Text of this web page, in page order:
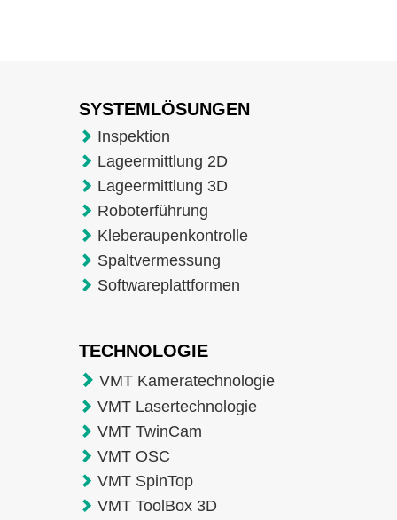
SYSTEMLÖSUNGEN
Inspektion
Lageermittlung 2D
Lageermittlung 3D
Roboterführung
Kleberaupenkontrolle
Spaltvermessung
Softwareplattformen
TECHNOLOGIE
VMT Kameratechnologie
VMT Lasertechnologie
VMT TwinCam
VMT OSC
VMT SpinTop
VMT ToolBox 3D